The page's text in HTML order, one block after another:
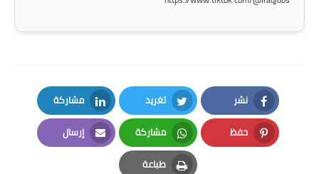
نشر
Facebook
تغريد
Twitter
مشاركة
LinkedIn
حفظ
Pinterest
مشاركة
Whatsapp
إرسال
Email
طباعة